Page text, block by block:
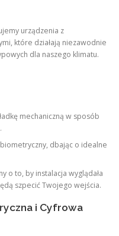
urządzenia z
które działają niezawodnie
dla naszego klimatu.
mechaniczną w sposób
dbając o idealne
o to, by instalacja wyglądała
szpecić Twojego wejścia.
i Cyfrowa